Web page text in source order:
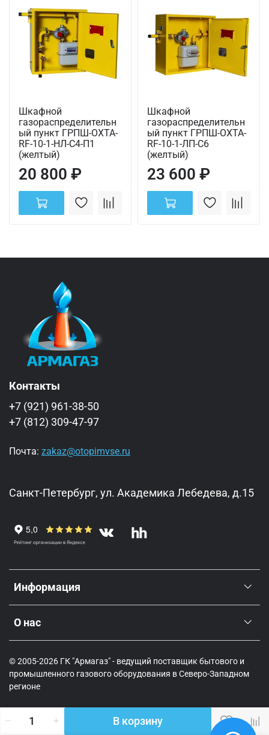
В корзину
Шкафной
газораспределительн
ый пункт ГРПШ-ОХТА-
RF-10-1-НЛ-С4-П1
(желтый)
20 800 ₽
Шкафной
газораспределительн
ый пункт ГРПШ-ОХТА-
RF-10-1-ЛП-С6
(желтый)
23 600 ₽
Информация
О нас
Контакты
+7 (921) 961-38-50
+7 (812) 309-47-97
Почта: zakaz@otopimvse.ru
Санкт-Петербург, ул. Академика Лебедева, д.15
© 2005-2026 ГК "Армагаз" - ведущий поставщик бытового и
промышленного газового оборудования в Северо-Западном
регионе